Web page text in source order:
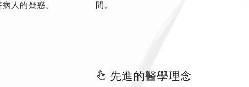
人的疑惑。
間。
先進的醫學理念